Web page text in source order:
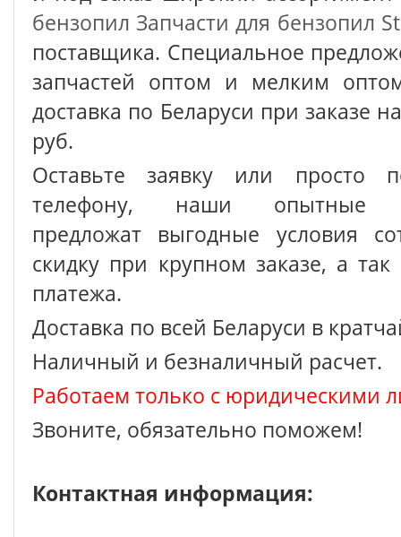
бензопил Запчасти для бензопил
поставщика. Специальное
запчастей оптом и мелким
доставка по Беларуси при заказе
руб.
Оставьте заявку или просто
телефону, наши опытные
предложат выгодные условия
скидку при крупном заказе, а так
платежа.
Доставка по всей Беларуси в
Наличный и безналичный расчет.
Работаем только с юридическими
Звоните, обязательно поможем!
Контактная информация: